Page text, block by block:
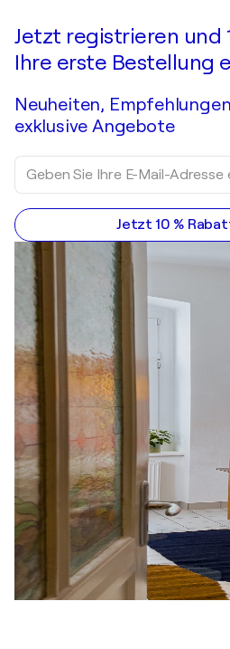
Jetzt registrieren und
Ihre erste Bestellung
Neuheiten,
exklusive Angebote
Jetzt 10 %